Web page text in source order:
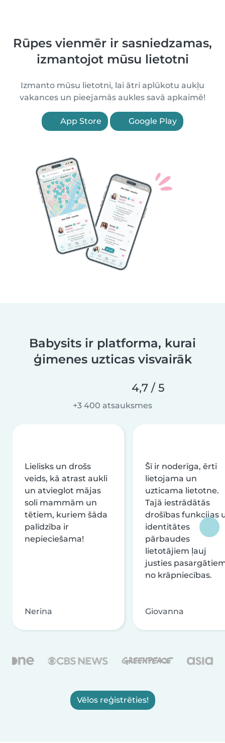
Rūpes vienmēr ir sasniedzamas,
izmantojot mūsu lietotni
Izmanto mūsu lietotni, lai ātri aplūkotu aukļu
vakances un pieejamās aukles savā apkaimē!
App Store Google Play
Babysits ir platforma, kurai
ģimenes uzticas visvairāk
4,7 / 5
+3 400 atsauksmes
Lielisks un drošs
veids, kā atrast aukli
un atvieglot mājas
soli mammām un
tētiem, kuriem šāda
palīdzība ir
nepieciešama!
Nerina
Šī ir noderīga, ērti
lietojama un
uzticama lietotne.
Tajā iestrādātās
drošības funkcijas
identitātes
pārbaudes
lietotājiem ļauj
justies
no krāpniecības.
Giovanna
Vēlos reģistrēties!